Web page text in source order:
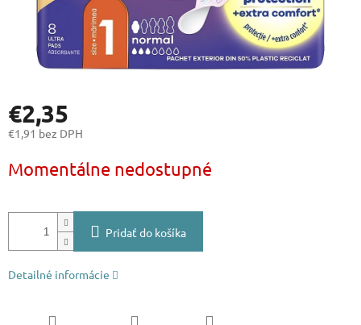
€2,35
€1,91 bez DPH
cena:
Momentálne nedostupné
Pridať do košíka
Detailné informácie